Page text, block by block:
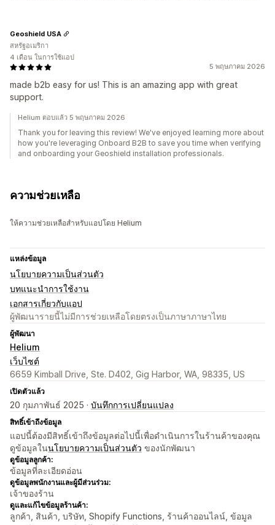
5 พฤษภาคม 2026
made b2b easy for us! This is an amazing app with great
support.
Geoshield USA
สหรัฐอเมริกา
4 เดือน ในการใช้แอป
Helium ตอบแล้ว 5 พฤษภาคม 2026
Thank you for leaving this review! We've enjoyed learning more about
how you're leveraging Onboard B2B to save you time when verifying
and onboarding your Geoshield installation professionals.
ความช่วยเหลือ
ให้ความช่วยเหลือสำหรับแอปโดย Helium
แหล่งข้อมูล
นโยบายความเป็นส่วนตัว
บทแนะนำการใช้งาน
เอกสารเกี่ยวกับแอป
ผู้พัฒนารายนี้ไม่มีการช่วยเหลือโดยตรงเป็นภาษาภาษาไทย
ผู้พัฒนา
Helium
เว็บไซต์
6659 Kimball Drive, Ste. D402, Gig Harbor, WA, 98335, US
เปิดตัวแล้ว
20 กุมภาพันธ์ 2025 · บันทึกการเปลี่ยนแปลง
สิทธิ์เข้าถึงข้อมูล
แอปนี้ต้องมีสิทธิ์เข้าถึงข้อมูลต่อไปนี้เพื่อดำเนินการในร้านค้าของคุณ
ดูข้อมูลในนโยบายความเป็นส่วนตัว ของนักพัฒนา
ดูข้อมูลลูกค้า:
ข้อมูลที่ละเอียดอ่อน
ดูข้อมูลพนักงานและผู้มีส่วนร่วม:
เจ้าของร้าน
ดูและแก้ไขข้อมูลร้านค้า:
ลูกค้า, สินค้า, บริษัท, Shopify Functions, ร้านค้าออนไลน์, ข้อมูล